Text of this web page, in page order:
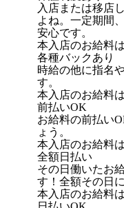
入店または移店
よね。一定期間
安心です。
本入店のお給料
各種バックあり
時給の他に指名
す。
本入店のお給料
前払いOK
お給料の前払い
ょう。
本入店のお給料
全額日払い
その日働いたお
す！全額その日
本入店のお給料